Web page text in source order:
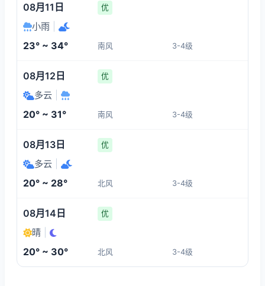
08月11日 优
小雨
23° ~ 34° 南风 3-4级
08月12日 优
多云
20° ~ 31° 南风 3-4级
08月13日 优
多云
20° ~ 28° 北风 3-4级
08月14日 优
晴
20° ~ 30° 北风 3-4级